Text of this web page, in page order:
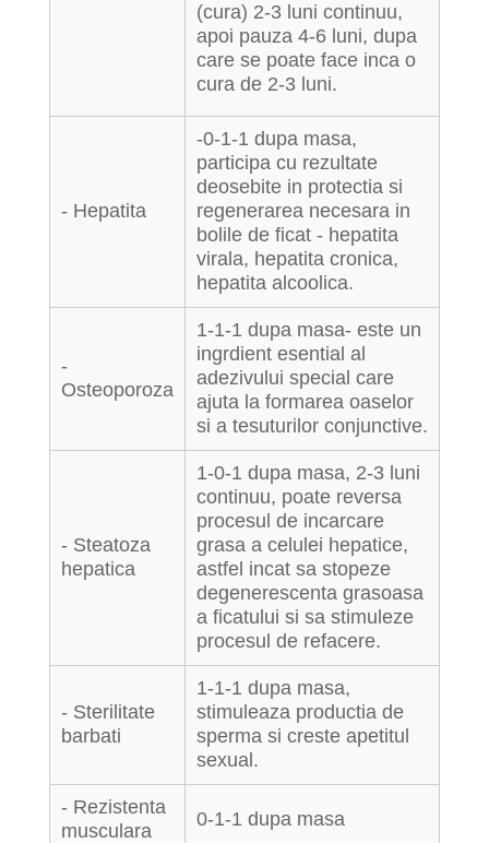
(cura) 2-3 luni continuu,
apoi pauza 4-6 luni, dupa
care se poate face inca o
cura de 2-3 luni.
- Hepatita
-0-1-1 dupa masa,
participa cu rezultate
deosebite in protectia si
regenerarea necesara in
bolile de ficat - hepatita
virala, hepatita cronica,
hepatita alcoolica.
-
Osteoporoza
1-1-1 dupa masa- este un
ingrdient esential al
adezivului special care
ajuta la formarea oaselor
si a tesuturilor conjunctive.
- Steatoza
hepatica
1-0-1 dupa masa, 2-3 luni
continuu, poate reversa
procesul de incarcare
grasa a celulei hepatice,
astfel incat sa stopeze
degenerescenta grasoasa
a ficatului si sa stimuleze
procesul de refacere.
- Sterilitate
barbati
1-1-1 dupa masa,
stimuleaza productia de
sperma si creste apetitul
sexual.
- Rezistenta
musculara
0-1-1 dupa masa